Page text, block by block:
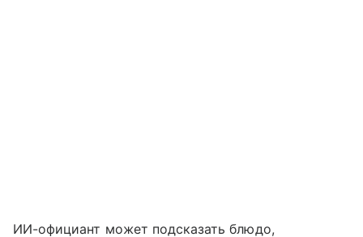
ИИ-официант может подсказать блюдо,